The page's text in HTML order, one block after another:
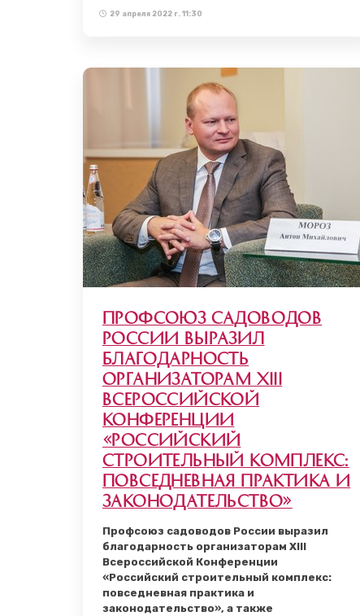
29 апреля 2022 г. 11:30
Профсоюз садоводов
России выразил
благодарность
организаторам XIII
Всероссийской
Конференции
«Российский
строительный комплекс:
повседневная практика и
законодательство»
Профсоюз садоводов России выразил
благодарность организаторам XIII
Всероссийской Конференции
«Российский строительный комплекс:
повседневная практика и
законодательство», а также